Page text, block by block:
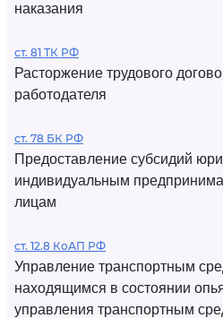
наказания
ст. 81 ТК РФ
Расторжение трудового
работодателя
ст. 78 БК РФ
Предоставление субсидий
индивидуальным
лицам
ст. 12.8 КоАП РФ
Управление транспортным
находящимся в состоянии
управления транспортным